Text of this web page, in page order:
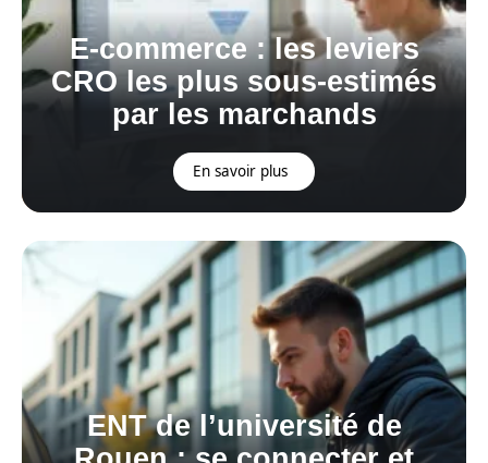
E-commerce : les leviers
CRO les plus sous-estimés
par les marchands
En savoir plus
ENT de l’université de